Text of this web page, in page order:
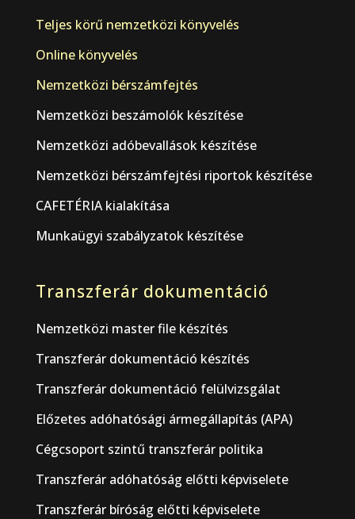
Teljes körű nemzetközi könyvelés
Online könyvelés
Nemzetközi bérszámfejtés
Nemzetközi beszámolók készítése
Nemzetközi adóbevallások készítése
Nemzetközi bérszámfejtési riportok készítése
CAFETÉRIA kialakítása
Munkaügyi szabályzatok készítése
Transzferár dokumentáció
Nemzetközi master file készítés
Transzferár dokumentáció készítés
Transzferár dokumentáció felülvizsgálat
Előzetes adóhatósági ármegállapítás (APA)
Cégcsoport szintű transzferár politika
Transzferár adóhatóság előtti képviselete
Transzferár bíróság előtti képviselete